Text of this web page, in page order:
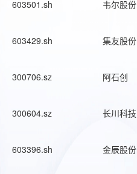
603501.sh 韦尔股份
603429.sh 集友股份
300706.sz 阿石创
300604.sz 长川科技
603396.sh 金辰股份